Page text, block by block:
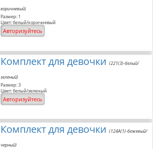
коричневый)
Размер: 1
Цвет: белый/коричневый
Авторизуйтесь
Комплект для девочки(221(3)-белый/
зеленый)
Размер: 3
Цвет: белый/зеленый
Авторизуйтесь
Комплект для девочки(124A(1)-бежевый/
черный)